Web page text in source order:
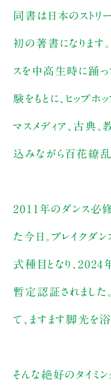
同書は日本のストリ
初の著書になります
スを中高生時に踊っ
験をもとに、ヒップホ
マスメディア、古典
込みながら百花繚乱
2011年のダンス必
た今日。ブレイクダ
式種目となり、2024
暫定認証されました
て、ますます脚光を浴
そんな絶好のタイミ